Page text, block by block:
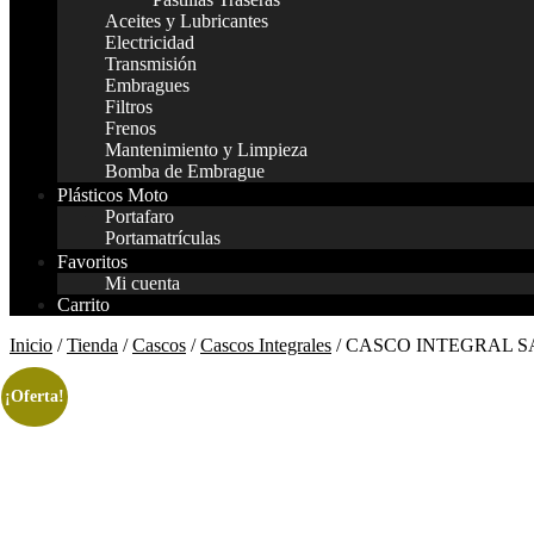
Aceites y Lubricantes
Electricidad
Transmisión
Embragues
Filtros
Frenos
Mantenimiento y Limpieza
Bomba de Embrague
Plásticos Moto
Portafaro
Portamatrículas
Favoritos
Mi cuenta
Carrito
Inicio /Tienda /Cascos /Cascos Integrales / CASCO INTEGRAL
¡Oferta!